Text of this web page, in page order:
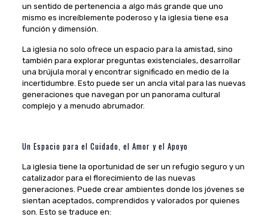
un sentido de pertenencia a algo más grande que uno
mismo es increíblemente poderoso y la iglesia tiene esa
función y dimensión.
La iglesia no solo ofrece un espacio para la amistad, sino
también para explorar preguntas existenciales, desarrollar
una brújula moral y encontrar significado en medio de la
incertidumbre. Esto puede ser un ancla vital para las nuevas
generaciones que navegan por un panorama cultural
complejo y a menudo abrumador.
Un Espacio para el Cuidado, el Amor y el Apoyo
La iglesia tiene la oportunidad de ser un refugio seguro y un
catalizador para el florecimiento de las nuevas
generaciones. Puede crear ambientes donde los jóvenes se
sientan aceptados, comprendidos y valorados por quienes
son. Esto se traduce en: